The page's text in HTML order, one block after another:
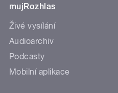
mujRozhlas
Živé vysílání
Audioarchiv
Podcasty
Mobilní aplikace